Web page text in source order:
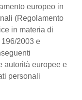
europeo in
(Regolamento
in materia di
2003 e
autorità europee e
personali